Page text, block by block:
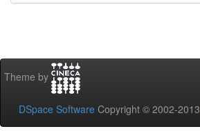
Theme by
DSpace Software Copyright © 2002-2013